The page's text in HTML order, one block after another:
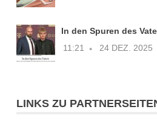
In den Spuren des
11:21 24 DEZ. 2025
LINKS ZU